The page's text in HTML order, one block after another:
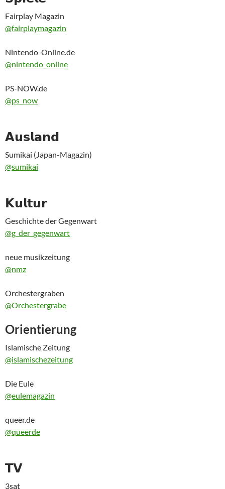
Fairplay Magazin
@fairplaymagazin
Nintendo-Online.de
@nintendo_online
PS-NOW.de
@ps_now
𝗔𝘂𝘀𝗹𝗮𝗻𝗱
Sumikai (Japan-Magazin)
@sumikai
𝗞𝘂𝗹𝘁𝘂𝗿
Geschichte der Gegenwart
@g_der_gegenwart
neue musikzeitung
@nmz
Orchestergraben
@Orchestergrabe
Orientierung
Islamische Zeitung
@islamischezeitung
Die Eule
@eulemagazin
queer.de
@queerde
𝗧𝗩
3sat